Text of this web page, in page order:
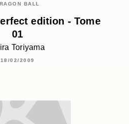
BALL
edition - Tome
01
Toriyama
18/02/2009